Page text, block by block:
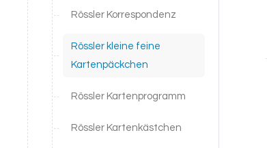
Rössler Korrespondenz
Rössler kleine feine
Kartenpäckchen
Rössler Kartenprogramm
Rössler Kartenkästchen